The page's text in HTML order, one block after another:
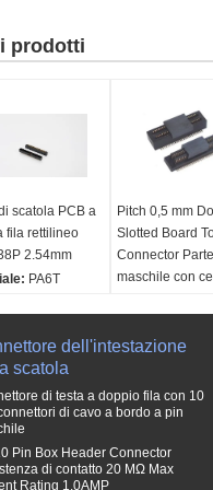
prodotti
scatola PCB a
fila rettilineo
2.54mm
PA6T
Min
al
20mΩ Max
Pitch 0,5 mm
Slotted Board
Connector Parte
maschile con
94V0
Corrente
0.5A, AC/DC
150V, corrente
dell'intestazione
scatola
di testa a doppio fila con 10
di cavo a bordo a pin
Pin Box Header Connector
di contatto 20 MΩ Max
Rating 1.0AMP